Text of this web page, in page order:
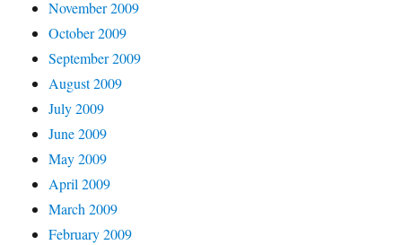
November 2009
October 2009
September 2009
August 2009
July 2009
June 2009
May 2009
April 2009
March 2009
February 2009